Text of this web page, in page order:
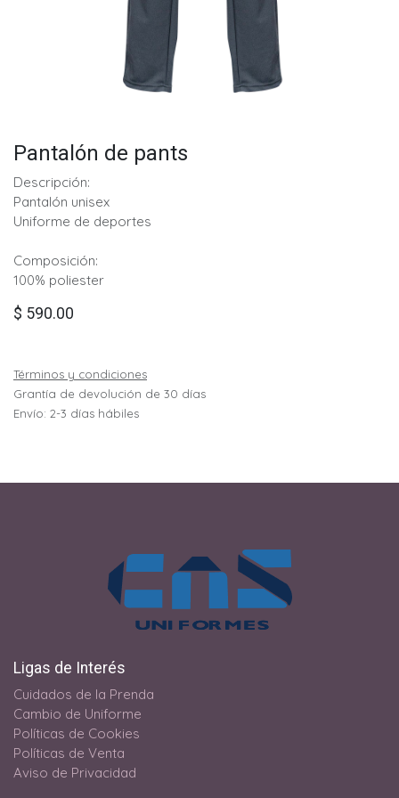
Pantalón de pants
Descripción:
Pantalón unisex
Uniforme de deportes
Composición:
100% poliester
$ 590.00
Términos y condiciones
Grantía de devolución de 30 días
Envío: 2-3 días hábiles
Ligas de Interés
Cuidados de la Prenda
Cambio de Uniforme
Políticas de Cookies
Políticas de Venta
Aviso de Privacidad